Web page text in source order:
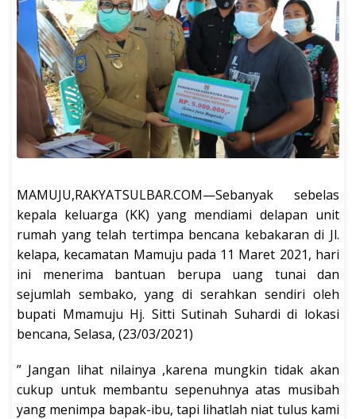
MAMUJU,RAKYATSULBAR.COM—Sebanyak sebelas
kepala keluarga (KK) yang mendiami delapan unit
rumah yang telah tertimpa bencana kebakaran di Jl.
kelapa, kecamatan Mamuju pada 11 Maret 2021, hari
ini menerima bantuan berupa uang tunai dan
sejumlah sembako, yang di serahkan sendiri oleh
bupati Mmamuju Hj. Sitti Sutinah Suhardi di lokasi
bencana, Selasa, (23/03/2021)
” Jangan lihat nilainya ,karena mungkin tidak akan
cukup untuk membantu sepenuhnya atas musibah
yang menimpa bapak-ibu, tapi lihatlah niat tulus kami